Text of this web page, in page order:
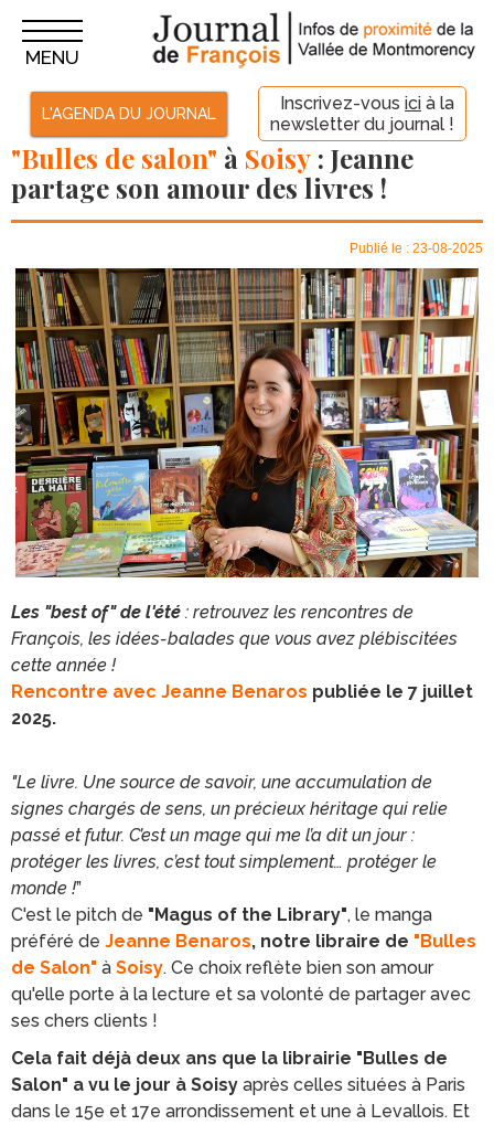
L'AGENDA DU JOURNAL Inscrivez-vous ici à la
newsletter du journal !
MENU
"Bulles de salon" à Soisy : Jeanne
partage son amour des livres !
Publié le : 23-08-2025
Les "best of" de l'été : retrouvez les rencontres de
François, les idées-balades que vous avez plébiscitées
cette année !
Rencontre avec Jeanne Benaros publiée le 7 juillet
2025.
"Le livre. Une source de savoir, une accumulation de
signes chargés de sens, un précieux héritage qui relie
passé et futur. C’est un mage qui me l’a dit un jour :
protéger les livres, c’est tout simplement… protéger le
monde !”
C'est le pitch de "Magus of the Library", le manga
préféré de Jeanne Benaros, notre libraire de "Bulles
de Salon" à Soisy. Ce choix reflète bien son amour
qu'elle porte à la lecture et sa volonté de partager avec
ses chers clients !
Cela fait déjà deux ans que la librairie "Bulles de
Salon" a vu le jour à Soisy après celles situées à Paris
dans le 15e et 17e arrondissement et une à Levallois. Et